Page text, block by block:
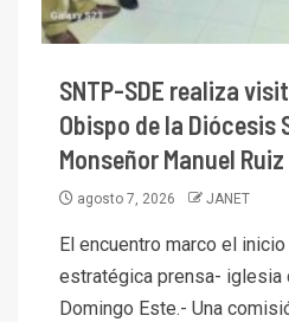
SNTP-SDE realiza
Obispo de la Diócesis
Monseñor Manuel
agosto 7, 2026 JANET
El encuentro marco el
estratégica prensa- iglesia
Domingo Este.- Una